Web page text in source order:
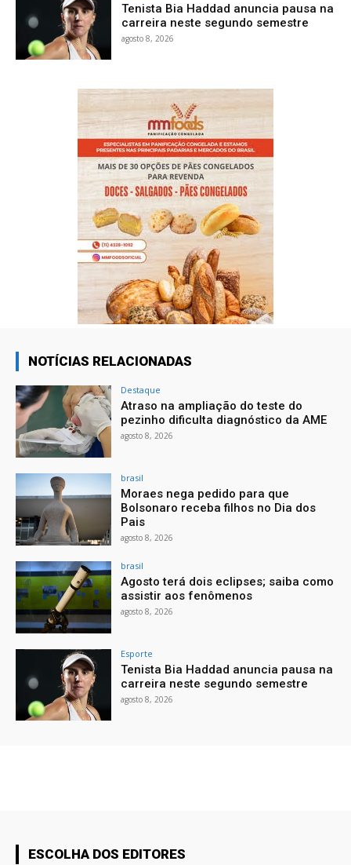
Tenista Bia Haddad anuncia pausa na
carreira neste segundo semestre
agosto 8, 2026
NOTÍCIAS RELACIONADAS
Destaque
Atraso na ampliação do teste do
pezinho dificulta diagnóstico da AME
agosto 8, 2026
brasil
Moraes nega pedido para que
Bolsonaro receba filhos no Dia dos
Pais
agosto 8, 2026
brasil
Agosto terá dois eclipses; saiba como
assistir aos fenômenos
agosto 8, 2026
Esporte
Tenista Bia Haddad anuncia pausa na
carreira neste segundo semestre
agosto 8, 2026
ESCOLHA DOS EDITORES